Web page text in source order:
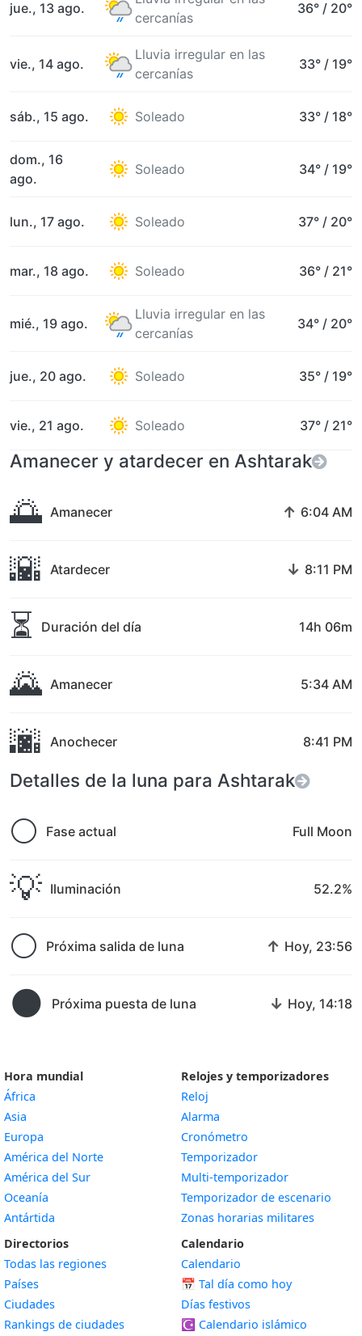
jue., 13 ago.
cercanías
36° / 20°
vie., 14 ago.
Lluvia irregular en las
cercanías
33° / 19°
sáb., 15 ago. Soleado 33° / 18°
dom., 16
ago.
Soleado 34° / 19°
lun., 17 ago. Soleado 37° / 20°
mar., 18 ago. Soleado 36° / 21°
mié., 19 ago.
Lluvia irregular en las
cercanías
34° / 20°
jue., 20 ago. Soleado 35° / 19°
vie., 21 ago. Soleado 37° / 21°
Amanecer y atardecer en Ashtarak
🌅 Amanecer ↑ 6:04 AM
🌇 Atardecer ↓ 8:11 PM
⏳ Duración del día 14h 06m
🌄 Amanecer 5:34 AM
🌆 Anochecer 8:41 PM
Detalles de la luna para Ashtarak
🌕 Fase actual Full Moon
💡 Iluminación 52.2%
🌕 Próxima salida de luna ↑ Hoy, 23:56
🌑 Próxima puesta de luna ↓ Hoy, 14:18
Hora mundial
África
Asia
Europa
América del Norte
América del Sur
Oceanía
Antártida
Directorios
Todas las regiones
Países
Ciudades
Rankings de ciudades
Relojes y temporizadores
Reloj
Alarma
Cronómetro
Temporizador
Multi-temporizador
Temporizador de escenario
Zonas horarias militares
Calendario
Calendario
📅 Tal día como hoy
Días festivos
☪️ Calendario islámico